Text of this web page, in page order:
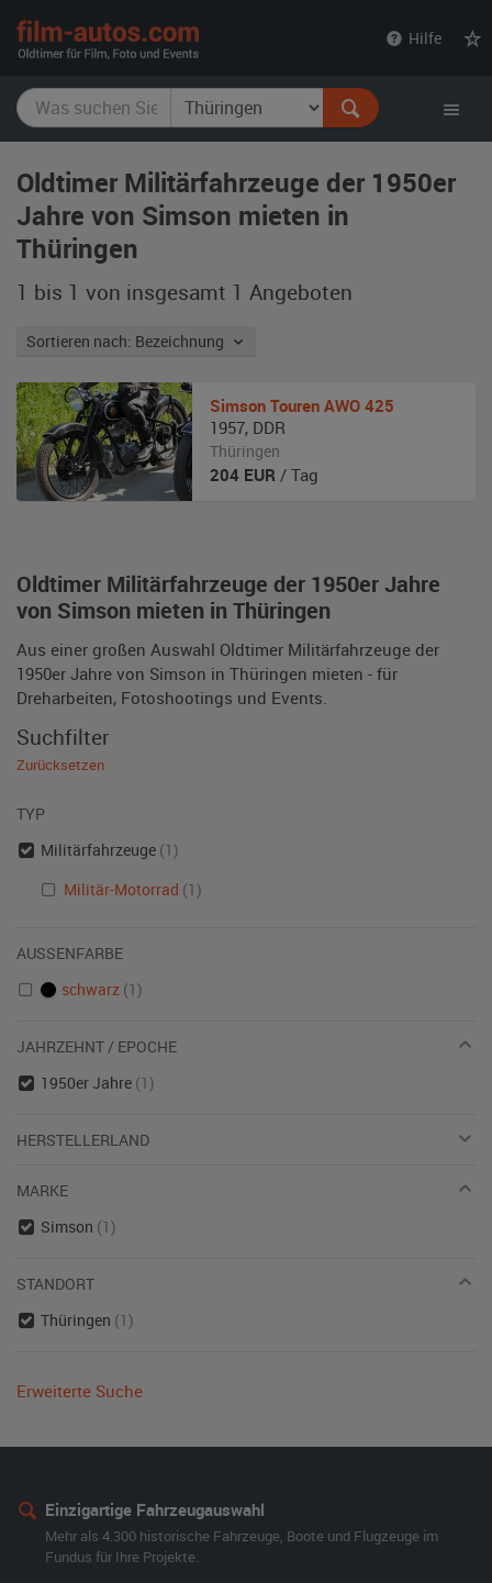
Hilfe
Oldtimer Militärfahrzeuge der 1950er
Jahre von Simson mieten in
Thüringen
1 bis 1 von insgesamt 1 Angeboten
Sortieren nach: Bezeichnung
Oldtimer Militärfahrzeuge der 1950er Jahre
von Simson mieten in Thüringen
Aus einer großen Auswahl Oldtimer Militärfahrzeuge der
1950er Jahre von Simson in Thüringen mieten - für
Dreharbeiten, Fotoshootings und Events.
Simson Touren AWO 425
1957, DDR
Thüringen
204 EUR / Tag
Suchfilter
Zurücksetzen
TYP
Militärfahrzeuge (1)
Militär-Motorrad (1)
AUSSENFARBE
schwarz (1)
JAHRZEHNT / EPOCHE
1950er Jahre (1)
HERSTELLERLAND
MARKE
Simson (1)
STANDORT
Thüringen (1)
Erweiterte Suche
Einzigartige Fahrzeugauswahl
Mehr als 4.300 historische Fahrzeuge, Boote und Flugzeuge im
Fundus für Ihre Projekte.